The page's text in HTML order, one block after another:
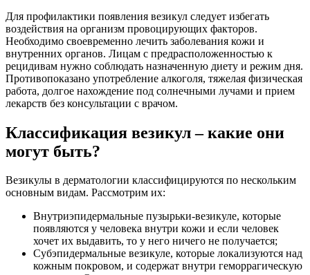
Для профилактики появления везикул следует избегать
воздействия на организм провоцирующих факторов.
Необходимо своевременно лечить заболевания кожи и
внутренних органов. Лицам с предрасположенностью к
рецидивам нужно соблюдать назначенную диету и режим дня.
Противопоказано употребление алкоголя, тяжелая физическая
работа, долгое нахождение под солнечными лучами и прием
лекарств без консультации с врачом.
Классификация везикул – какие они
могут быть?
Везикулы в дерматологии классифицируются по нескольким
основным видам. Рассмотрим их:
Внутриэпидермальные пузырьки-везикуле, которые
появляются у человека внутри кожи и если человек
хочет их выдавить, то у него ничего не получается;
Субэпидермальные везикуле, которые локализуются над
кожным покровом, и содержат внутри геморрагическую